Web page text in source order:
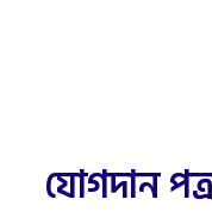
যোগদান